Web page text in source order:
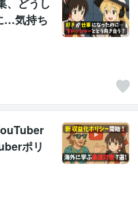
…気持ち
ポリ
収益化
ス】